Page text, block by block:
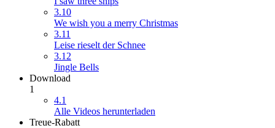
3.10
We wish you a merry Christmas
3.11
Leise rieselt der Schnee
3.12
Jingle Bells
Download
1
4.1
Alle Videos herunterladen
Treue-Rabatt